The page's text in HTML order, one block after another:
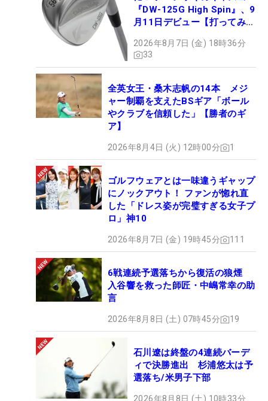
『DW-125G High Spin』、9
月11日デビュー【打ってみ
2026年8月7日 (金) 18時36分
33
全英女王・桑木志帆の14本 メジ
ャー制覇を支えたBSギア「ボール
やクラブを信頼した」【勝者のギ
ア】
2026年8月4日 (火) 12時00分 1
ゴルフウェアとは一味違うギャップ
にノックアウト！ ファンが惚れ直
した「ドレス姿が完璧すぎる女子プ
ロ」神10
2026年8月7日 (金) 19時45分 111
6戦連続予選落ちから復活の狼煙
入谷響を救った師匠・中嶋常幸の助
言
2026年8月8日 (土) 07時45分 19
石川遼は終盤の4連続バーデ
ィで決勝進出 杉浦悠太は予
選落ち/米男子下部
2026年8月8日 (土) 10時33分